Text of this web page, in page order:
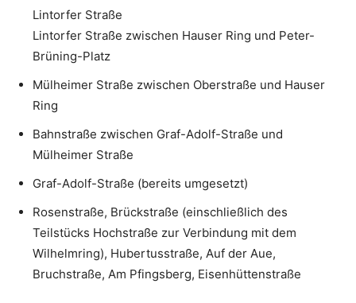
Lintorfer Straße
Lintorfer Straße zwischen Hauser Ring und Peter-
Brüning-Platz
Mülheimer Straße zwischen Oberstraße und Hauser
Ring
Bahnstraße zwischen Graf-Adolf-Straße und
Mülheimer Straße
Graf-Adolf-Straße (bereits umgesetzt)
Rosenstraße, Brückstraße (einschließlich des
Teilstücks Hochstraße zur Verbindung mit dem
Wilhelmring), Hubertusstraße, Auf der Aue,
Bruchstraße, Am Pfingsberg, Eisenhüttenstraße